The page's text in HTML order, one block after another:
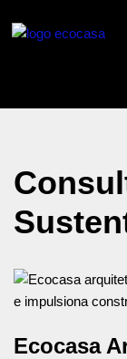
Ecocasa